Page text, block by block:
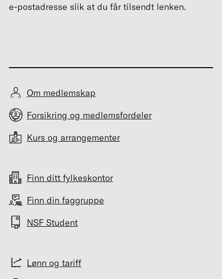
e-postadresse slik at du får tilsendt lenken.
Om medlemskap
Forsikring og medlemsfordeler
Kurs og arrangementer
Finn ditt fylkeskontor
Finn din faggruppe
NSF Student
Lønn og tariff